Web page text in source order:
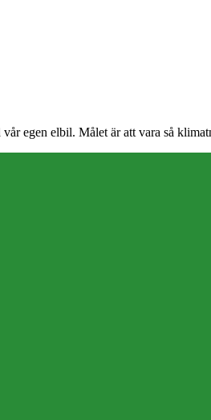
egen elbil. Målet är att vara så